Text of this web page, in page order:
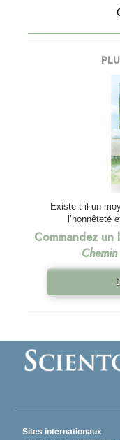
Existe-t-il un
l’honnêteté
Commandez
Sites internationaux